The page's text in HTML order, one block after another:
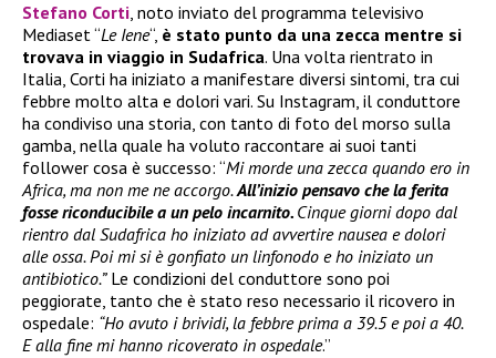
Stefano Corti, noto inviato del programma televisivo
Mediaset “Le Iene“, è stato punto da una zecca mentre si
trovava in viaggio in Sudafrica. Una volta rientrato in
Italia, Corti ha iniziato a manifestare diversi sintomi, tra cui
febbre molto alta e dolori vari. Su Instagram, il conduttore
ha condiviso una storia, con tanto di foto del morso sulla
gamba, nella quale ha voluto raccontare ai suoi tanti
follower cosa è successo: “Mi morde una zecca quando ero in
Africa, ma non me ne accorgo.All’inizio pensavo che la ferita
fosse riconducibile a un pelo incarnito. Cinque giorni dopo dal
rientro dal Sudafrica ho iniziato ad avvertire nausea e dolori
alle ossa. Poi mi si è gonfiato un linfonodo e ho iniziato un
antibiotico.”Le condizioni del conduttore sono poi
peggiorate, tanto che è stato reso necessario il ricovero in
ospedale: “Ho avuto i brividi, la febbre prima a 39.5 e poi a 40.
E alla fine mi hanno ricoverato in ospedale.”